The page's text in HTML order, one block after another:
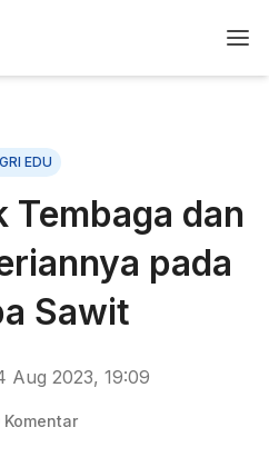
EDU
Tembaga dan
pada
Sawit
Aug 2023, 19:09
Komentar